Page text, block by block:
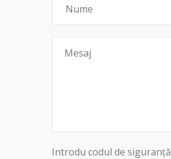
Introdu codul de siguranță